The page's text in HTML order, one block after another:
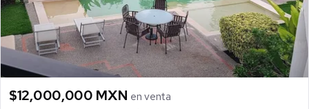
$12,000,000 MXN en venta